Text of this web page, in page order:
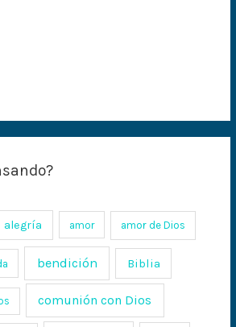
alegría amor amor de Dios
bendición Biblia
comunión con Dios